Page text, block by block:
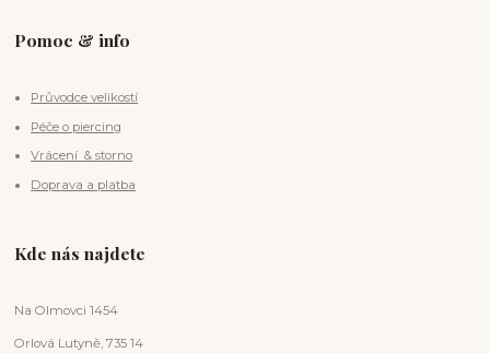
Pomoc & info
Průvodce velikostí
Péče o piercing
Vrácení & storno
Doprava a platba
Kde nás najdete
Na Olmovci 1454
Orlová Lutyně, 735 14